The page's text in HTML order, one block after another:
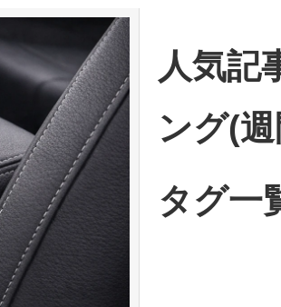
人気記
ング(
タグ一